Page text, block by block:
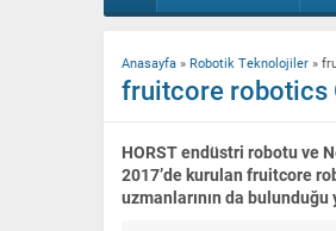
Anasayfa » Robotik Teknolojiler »
fruitcore robotics
HORST endüstri robotu ve
2017’de kurulan fruitcore
uzmanlarının da